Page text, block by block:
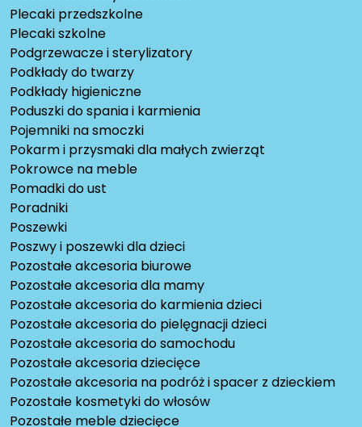
Plecaki przedszkolne
Plecaki szkolne
Podgrzewacze i sterylizatory
Podkłady do twarzy
Podkłady higieniczne
Poduszki do spania i karmienia
Pojemniki na smoczki
Pokarm i przysmaki dla małych zwierząt
Pokrowce na meble
Pomadki do ust
Poradniki
Poszewki
Poszwy i poszewki dla dzieci
Pozostałe akcesoria biurowe
Pozostałe akcesoria dla mamy
Pozostałe akcesoria do karmienia dzieci
Pozostałe akcesoria do pielęgnacji dzieci
Pozostałe akcesoria do samochodu
Pozostałe akcesoria dziecięce
Pozostałe akcesoria na podróż i spacer z dzieckiem
Pozostałe kosmetyki do włosów
Pozostałe meble dziecięce